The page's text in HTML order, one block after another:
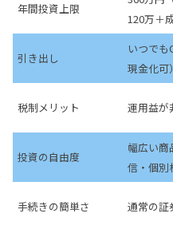
年間投資上限
120万＋
引き出し
いつでも
現金化可）
税制メリット 運用益が
投資の自由度
幅広い商
信・個別
手続きの簡単さ 通常の証